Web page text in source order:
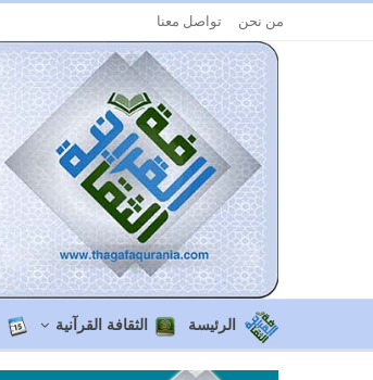
من نحن تواصل معنا
الرئيسة الثقافة القرآنية